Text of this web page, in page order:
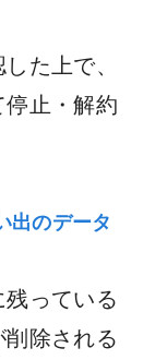
た上で、
止・解約
出のデータ
っている
除される